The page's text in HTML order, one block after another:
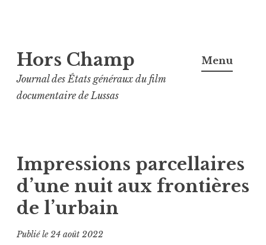
au
contenu
principal
Hors Champ
Journal des États généraux du film
documentaire de Lussas
Menu
Impressions parcellaires
d’une nuit aux frontières
de l’urbain
Publié le24 août 2022